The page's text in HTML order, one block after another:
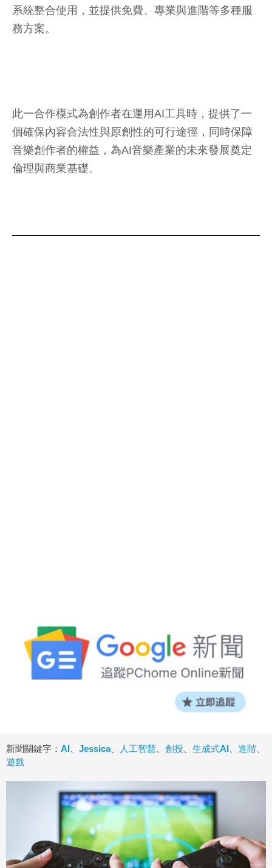
系統整合使用，並提供免費、專業與進階等多種服
務方案。
此一合作模式為創作者在運用AI工具時，提供了一
個確保內容合法性與原創性的可行途徑，同時保障
音樂創作者的權益，為AI音樂產業的未來發展奠定
倫理與商業基礎。
新聞關鍵字： AI Jessica、 人工智慧 創投 生成式AI 進階
遊戲